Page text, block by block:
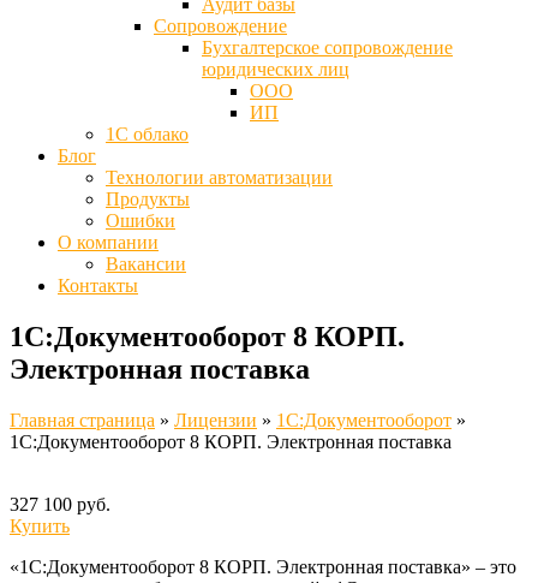
Аудит базы
Cопровождение
Бухгалтерское сопровождение
юридических лиц
ООО
ИП
1С облако
Блог
Технологии автоматизации
Продукты
Ошибки
О компании
Вакансии
Контакты
1С:Документооборот 8 КОРП.
Электронная поставка
Главная страница » Лицензии » 1C:Документооборот »
1С:Документооборот 8 КОРП. Электронная поставка
327 100 руб.
Купить
«1С:Документооборот 8 КОРП. Электронная поставка» – это